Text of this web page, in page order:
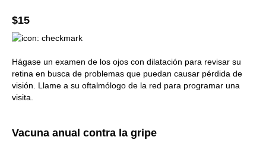
$15
Hágase un examen de los ojos con dilatación para revisar su
retina en busca de problemas que puedan causar pérdida de
visión. Llame a su oftalmólogo de la red para programar una
visita.
Vacuna anual contra la gripe